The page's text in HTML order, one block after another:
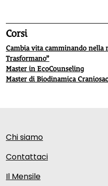
Corsi
Cambia vita camminando nella
Trasformano”
Master in EcoCounseling
Master di Biodinamica
Chi siamo
Contattaci
Il Mensile